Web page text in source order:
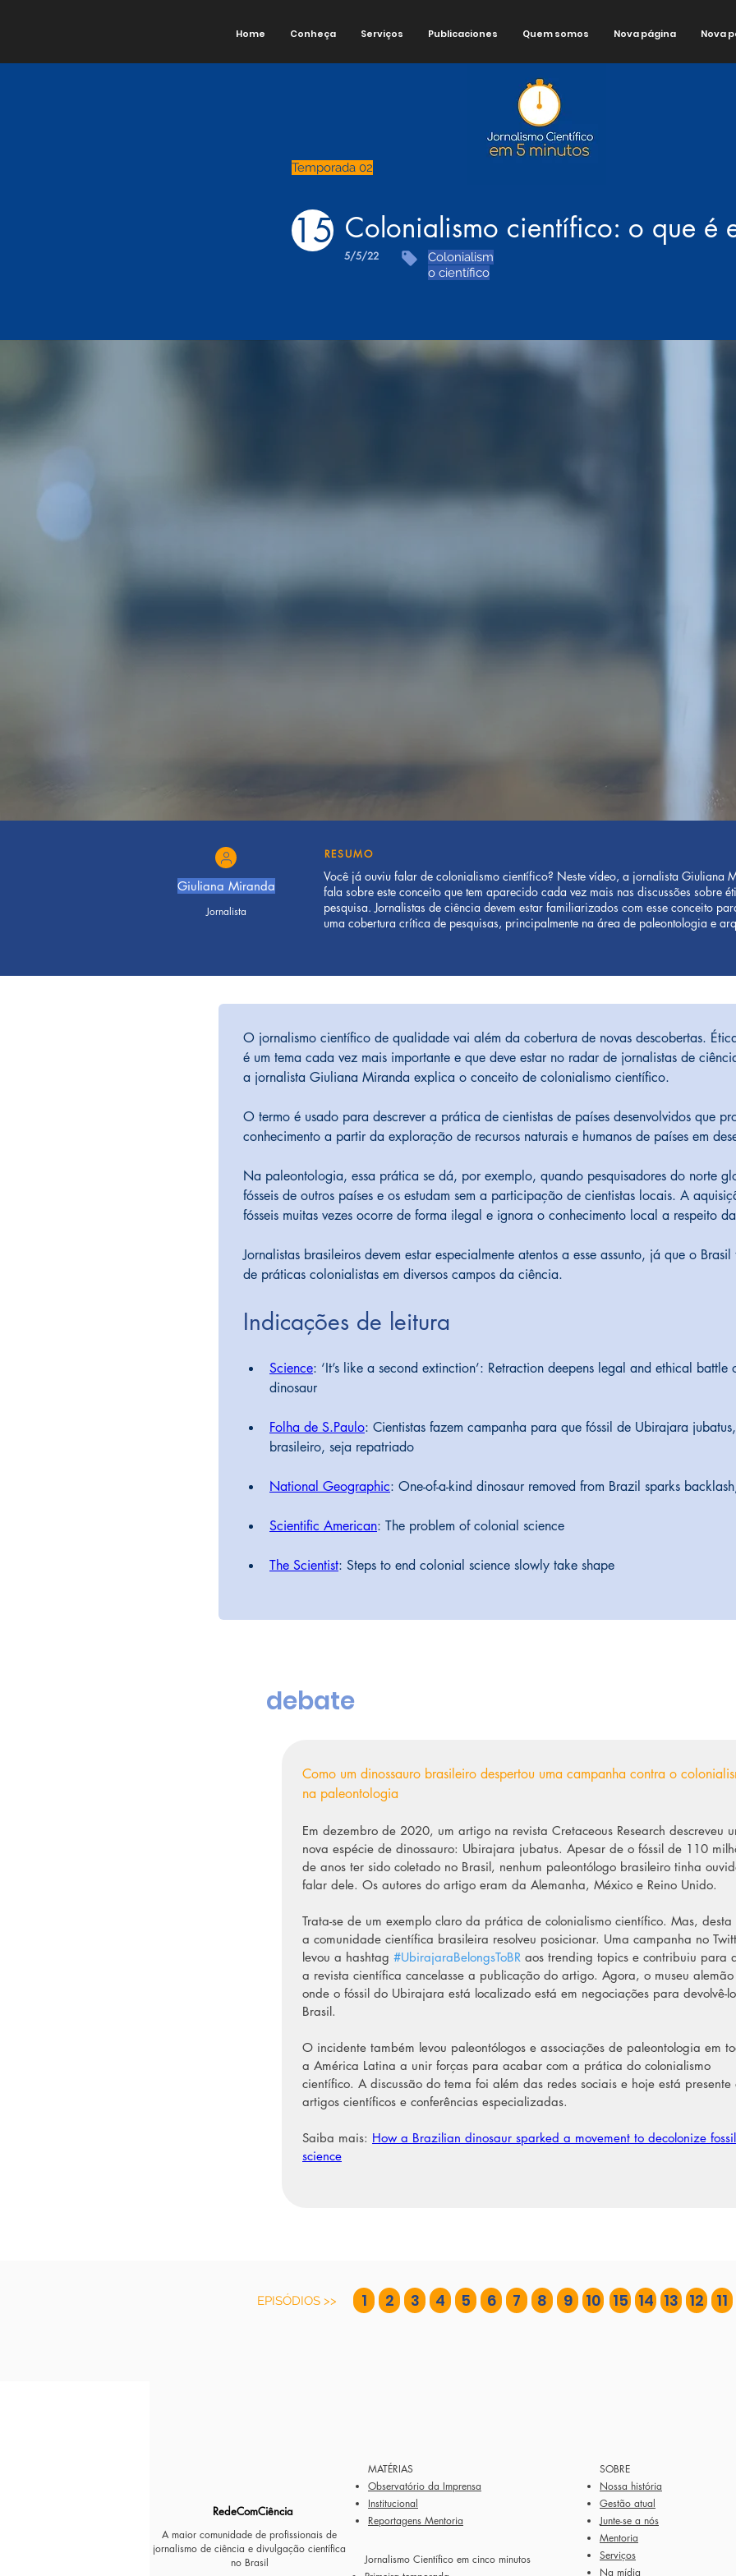
Home Conheça Serviços Publicaciones Quem somos Nova página Nova
Temporada 02
15 Colonialismo científico: o que é
5/5/22
Colonialism
o científico
Giuliana Miranda
Jornalista
RESUMO
Você já ouviu falar de colonialismo científico? Neste vídeo, a jornalista Giuliana
fala sobre este conceito que tem aparecido cada vez mais nas discussões sobre
pesquisa. Jornalistas de ciência devem estar familiarizados com esse conceito
uma cobertura crítica de pesquisas, principalmente na área de paleontologia e
O jornalismo científico de qualidade vai além da cobertura de novas descobertas.
é um tema cada vez mais importante e que deve estar no radar de jornalistas de
a jornalista Giuliana Miranda explica o conceito de colonialismo científico.
O termo é usado para descrever a prática de cientistas de países desenvolvidos que
conhecimento a partir da exploração de recursos naturais e humanos de países em
Na paleontologia, essa prática se dá, por exemplo, quando pesquisadores do norte
fósseis de outros países e os estudam sem a participação de cientistas locais. A
fósseis muitas vezes ocorre de forma ilegal e ignora o conhecimento local a respeito
Jornalistas brasileiros devem estar especialmente atentos a esse assunto, já que o
de práticas colonialistas em diversos campos da ciência.
Indicações de leitura
Science: ‘It’s like a second extinction’: Retraction deepens legal and ethical battle
dinosaur
Folha de S.Paulo: Cientistas fazem campanha para que fóssil de Ubirajara
brasileiro, seja repatriado
National Geographic: One-of-a-kind dinosaur removed from Brazil sparks
Scientific American: The problem of colonial science
The Scientist: Steps to end colonial science slowly take shape
debate
Como um dinossauro brasileiro despertou uma campanha contra o
na paleontologia
Em dezembro de 2020, um artigo na revista Cretaceous Research descreveu
nova espécie de dinossauro: Ubirajara jubatus. Apesar de o fóssil de 110
de anos ter sido coletado no Brasil, nenhum paleontólogo brasileiro tinha
falar dele. Os autores do artigo eram da Alemanha, México e Reino Unido.
Trata-se de um exemplo claro da prática de colonialismo científico. Mas, desta
a comunidade científica brasileira resolveu posicionar. Uma campanha no
levou a hashtag #UbirajaraBelongsToBR aos trending topics e contribuiu para
a revista científica cancelasse a publicação do artigo. Agora, o museu alemão
onde o fóssil do Ubirajara está localizado está em negociações para devolvê-
Brasil.
O incidente também levou paleontólogos e associações de paleontologia em
a América Latina a unir forças para acabar com a prática do colonialismo
científico. A discussão do tema foi além das redes sociais e hoje está presente
artigos científicos e conferências especializadas.
Saiba mais: How a Brazilian dinosaur sparked a movement to decolonize fossil
science
EPISÓDIOS >> 1 2 3 4 5 6 7 8 9 10 15 14 13 12 11
RedeComCiência
A maior comunidade de profissionais de
jornalismo de ciência e divulgação científica
no Brasil
MATÉRIAS
Observatório da Imprensa
Institucional
Reportagens Mentoria
Jornalismo Científico em cinco minutos
SOBRE
Nossa história
Gestão atual
Junte-se a nós
Mentoria
Serviços
Na mídia